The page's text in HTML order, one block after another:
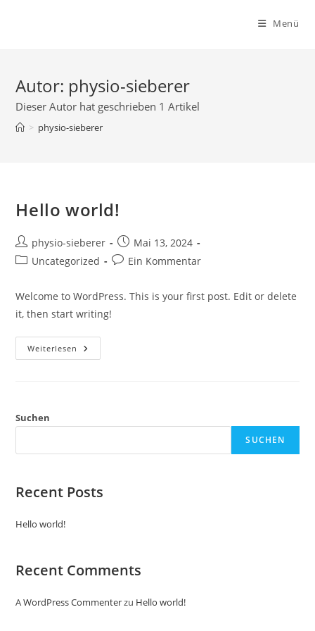
Menü
Autor: physio-sieberer
Dieser Autor hat geschrieben 1 Artikel
> physio-sieberer
Hello world!
Beitrags-
Autor:
physio-sieberer
Beitrag
veröffentlicht:
Mai 13, 2024
Beitrags-
Uncategorized
Beitrags-
Ein Kommentar
Welcome to WordPress. This is your first post. Edit or delete
it, then start writing!
Weiterlesen Hello
World!
Suchen
SUCHEN
Recent Posts
Hello world!
Recent Comments
A WordPress Commenterzu Hello world!